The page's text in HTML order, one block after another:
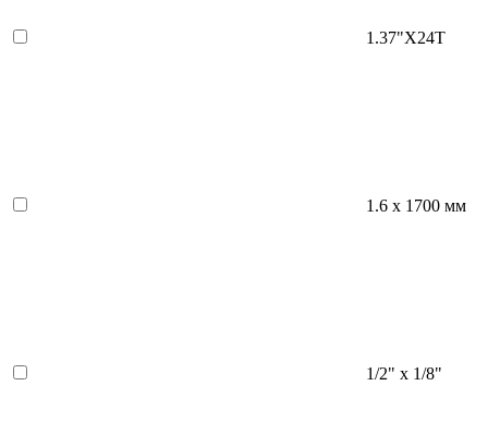
1.37"X24T
1.6 х 1700 мм
1/2" х 1/8"